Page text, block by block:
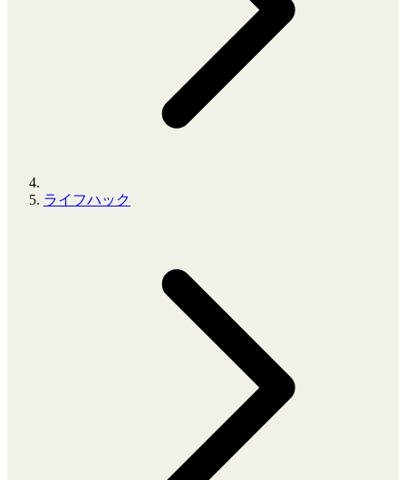
ライフハック